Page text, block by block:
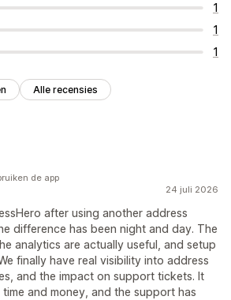
1
1
1
Alle recensies
24 juli 2026
after using another address
difference has been night and day. The
analytics are actually useful, and setup
finally have real visibility into address
and the impact on support tickets. It
and money, and the support has
de app